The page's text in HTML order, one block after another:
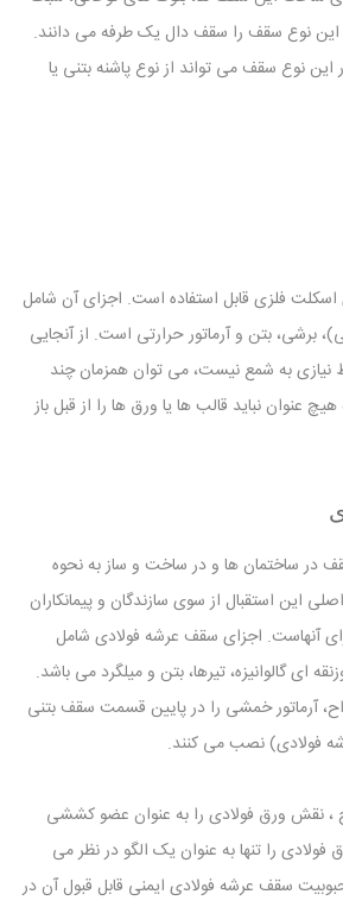
نوع سقف را سقف دال یک طرفه می دانند.
نوع سقف می تواند از نوع پاشنه بتنی یا
فلزی قابل استفاده است. اجزای آن شامل
برشی، بتن و آرماتور حرارتی است. از آنجایی
به شمع نیست، می توان همزمان چند
عنوان نباید قالب ها یا ورق ها را از قبل باز
در ساختمان ها و در ساخت و ساز به نحوه
این استقبال از سوی سازندگان و پیمانکاران
آنهاست. اجزای سقف عرشه فولادی شامل
ای گالوانیزه، تیرها، بتن و میلگرد می باشد.
آرماتور خمشی را در پایین قسمت سقف بتنی
فولادی) نصب می کنند.
، نقش ورق فولادی را به عنوان عضو کششی
را تنها به عنوان یک الگو در نظر می
سقف عرشه فولادی ایمنی قابل قبول آن در